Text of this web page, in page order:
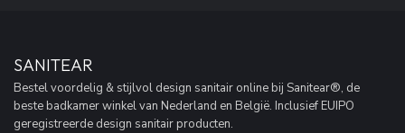
SANITEAR
Bestel voordelig & stijlvol design sanitair online bij Sanitear®, de
beste badkamer winkel van Nederland en België. Inclusief EUIPO
geregistreerde design sanitair producten.